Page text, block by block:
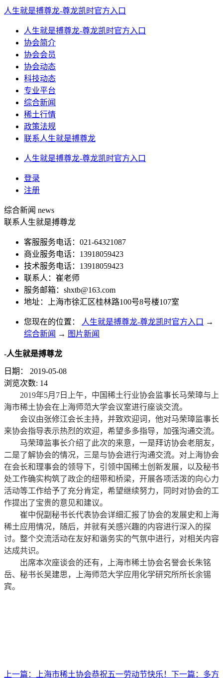
人生就是搏尊龙-尊龙凯时官方入口
人生就是搏尊龙-尊龙凯时官方入口
协会简介
协会会员
协会动态
科技动态
专业平台
综合新闻
稀土行情
政策法规
联系人生就是搏尊龙
人生就是搏尊龙-尊龙凯时官方入口
登录
注册
综合新闻 news
联系人生就是搏尊龙
客服服务电话：021-64321087
商业服务电话：13918059423
技术服务电话：13918059423
联系人：崔老师
服务邮箱： shxtb@163.com
地址：上海市徐汇区桂林路100号8号楼107室
您现在的位置： 人生就是搏尊龙-尊龙凯时官方入口 →
综合新闻 → 图片新闻
-人生就是搏尊龙
日期：
2019-05-08
浏览次数: 14
2019年5月7日上午，中国稀土行业协会监事长马荣璋与上
海市稀土协会在上海师范大学会议室进行座谈交流。
会议由张修江会长主持，并致欢迎词，他对马荣璋监事长
来协会指导表示热烈的欢迎，希望多多指导，加强沟通交流。
马荣璋监事长介绍了此次的来意，一是拜访协会老朋友，
二是了解协会的情况，三是与协会进行沟通交流。对上海协会
在会长和理事会的领导下，引领中国稀土创新发展，以及秘书
处工作确实构筑了政企的纽带和桥梁，开展各项活泼的向心力
活动等工作给予了充分肯定，希望继续努力，同时对协会的工
作提出了宝贵的意见和建议。
崔中倪副秘书长代表协会详细汇报了协会的发展史和上海
稀土应用情况，随后，并就有关感兴趣的内容进行深入的探
讨。整个交流活动在友好和谐务实的气氛中进行，对相关内容
达成共识。
出席本次座谈会的还有，上海市稀土协会名誉会长朱铭
岳、秘书长吴建思，上海师范大学应用化学研究所所长余锡
宾。
上一篇： 上海市稀土协会恭祝五一劳动节快乐！ 下一篇： 多方